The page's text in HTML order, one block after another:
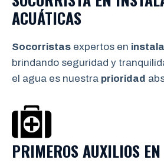
ACUÁTICAS
Socorristas expertos en
brindando seguridad y
el agua es nuestra prioridad
PRIMEROS AUXILIOS EN